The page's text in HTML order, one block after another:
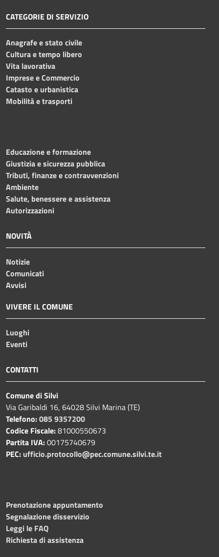
CATEGORIE DI SERVIZIO
Anagrafe e stato civile
Cultura e tempo libero
Vita lavorativa
Imprese e Commercio
Catasto e urbanistica
Mobilità e trasporti
Educazione e formazione
Giustizia e sicurezza pubblica
Tributi, finanze e contravvenzioni
Ambiente
Salute, benessere e assistenza
Autorizzazioni
NOVITÀ
Notizie
Comunicati
Avvisi
VIVERE IL COMUNE
Luoghi
Eventi
CONTATTI
Comune di Silvi
Via Garibaldi 16, 64028 Silvi Marina (TE)
Telefono:085 9357200
Codice Fiscale:81000550673
Partita IVA:00175740679
PEC: ufficio.protocollo@pec.comune.silvi.te.it
Prenotazione appuntamento
Segnalazione disservizio
Leggi le FAQ
Richiesta di assistenza